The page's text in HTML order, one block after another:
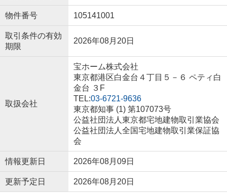
物件番号 105141001
取引条件の有効
期限
2026年08月20日
取扱会社
宝ホーム株式会社
東京都港区白金台４丁目５－６ ペティ白
金台 ３F
TEL:03-6721-9636
東京都知事 (1) 第107073号
公益社団法人東京都宅地建物取引業協会
公益社団法人全国宅地建物取引業保証協
会
情報更新日 2026年08月09日
更新予定日 2026年08月20日